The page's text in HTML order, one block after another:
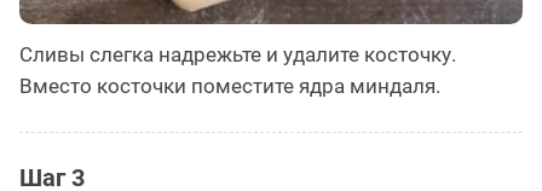
Сливы слегка надрежьте и удалите косточку.
Вместо косточки поместите ядра миндаля.
Шаг 3